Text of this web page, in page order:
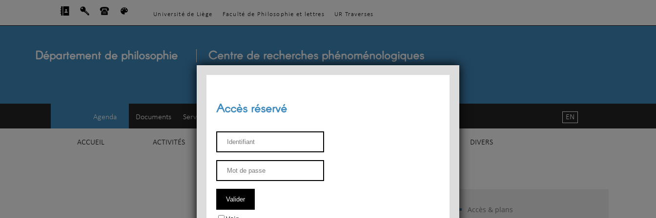
Université de Liège Faculté de Philosophie et lettres UR Traverses
Département de philosophie Centre de recherches phénoménologiques
Agenda Documents Service d'esthétique
ACCUEIL ACTIVITÉS ENSEIGNEMENT DIVERS
EN
Accès & plans
Accès réservé